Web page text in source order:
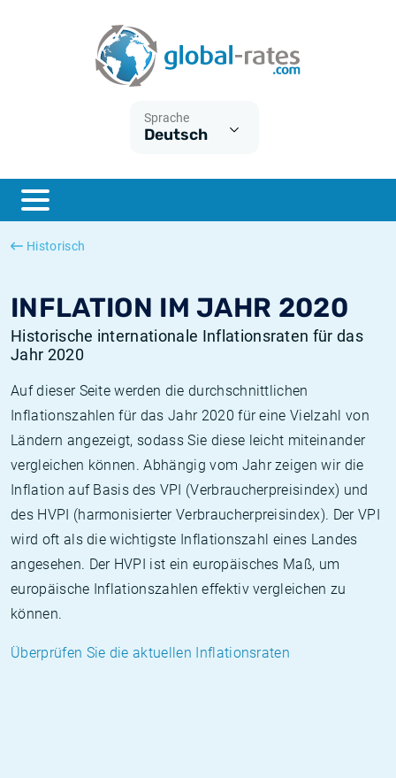
Sprache
Deutsch
Historisch
INFLATION IM JAHR 2020
Historische internationale Inflationsraten für das
Jahr 2020
Auf dieser Seite werden die durchschnittlichen
Inflationszahlen für das Jahr 2020 für eine Vielzahl von
Ländern angezeigt, sodass Sie diese leicht miteinander
vergleichen können. Abhängig vom Jahr zeigen wir die
Inflation auf Basis des VPI (Verbraucherpreisindex) und
des HVPI (harmonisierter Verbraucherpreisindex). Der VPI
wird oft als die wichtigste Inflationszahl eines Landes
angesehen. Der HVPI ist ein europäisches Maß, um
europäische Inflationszahlen effektiv vergleichen zu
können.
Überprüfen Sie die aktuellen Inflationsraten
ESTER
SONIA
Was ist die VPI-Inflation?
Was ist die HVPI-Inflation?
Deutsche inflation
Europäische inflation
Historische Euribor-Sätze
Historische ESTER-Sätze
Historische SOFR-Sätze
Historische SONIA-Sätze
Inflationsrechner